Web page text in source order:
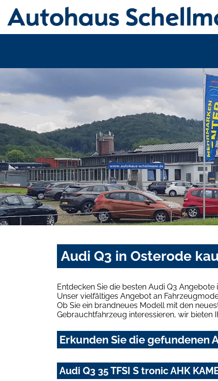
Audi Q3 in Osterode
Entdecken Sie die besten Audi Q3
Unser vielfältiges Angebot an
Ob Sie ein brandneues Modell mit den
Gebrauchtfahrzeug interessieren, wir bieten
Erkunden Sie die gefundenen
Audi Q3 35 TFSI S tronic AHK